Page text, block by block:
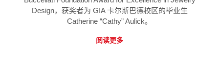
Design，获奖者为 GIA 卡尔斯巴德校区的毕业生
Catherine “Cathy” Aulick。
阅读更多